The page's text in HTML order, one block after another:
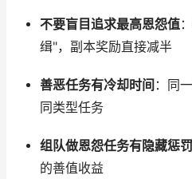
不要盲目追求最高恩怨值
缉"，副本奖励直接减半
善恶任务有冷却时间 ：同
同类型任务
组队做恩怨任务有隐藏惩罚
的善值收益